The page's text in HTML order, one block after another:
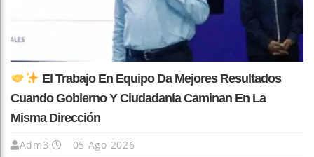
El Trabajo En Equipo Da Mejores Resultados
Cuando Gobierno Y Ciudadanía Caminan En La
Misma Dirección
Adm3 05 Ago 2026